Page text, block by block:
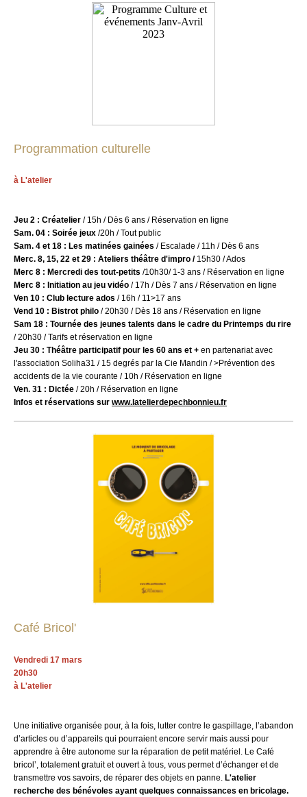
Programmation culturelle
à L'atelier
Jeu 2 : Créatelier / 15h / Dès 6 ans / Réservation en ligne
Sam. 04 : Soirée jeux /20h / Tout public
Sam. 4 et 18 : Les matinées gainées / Escalade / 11h / Dès 6 ans
Merc. 8, 15, 22 et 29 : Ateliers théâtre d'impro / 15h30 / Ados
Merc 8 : Mercredi des tout-petits /10h30/ 1-3 ans / Réservation en ligne
Merc 8 : Initiation au jeu vidéo / 17h / Dès 7 ans / Réservation en ligne
Ven 10 : Club lecture ados / 16h / 11>17 ans
Vend 10 : Bistrot philo / 20h30 / Dès 18 ans / Réservation en ligne
Sam 18 : Tournée des jeunes talents dans le cadre du Printemps du rire
/ 20h30 / Tarifs et réservation en ligne
Jeu 30 : Théâtre participatif pour les 60 ans et + en partenariat avec
l'association Soliha31 / 15 degrés par la Cie Mandin / >Prévention des
accidents de la vie courante / 10h / Réservation en ligne
Ven. 31 : Dictée / 20h / Réservation en ligne
Infos et réservations sur www.latelierdepechbonnieu.fr
Café Bricol'
Vendredi 17 mars
20h30
à L'atelier
Une initiative organisée pour, à la fois, lutter contre le gaspillage, l’abandon
d’articles ou d’appareils qui pourraient encore servir mais aussi pour
apprendre à être autonome sur la réparation de petit matériel. Le Café
bricol’, totalement gratuit et ouvert à tous, vous permet d’échanger et de
transmettre vos savoirs, de réparer des objets en panne. L'atelier
recherche des bénévoles ayant quelques connaissances en bricolage.